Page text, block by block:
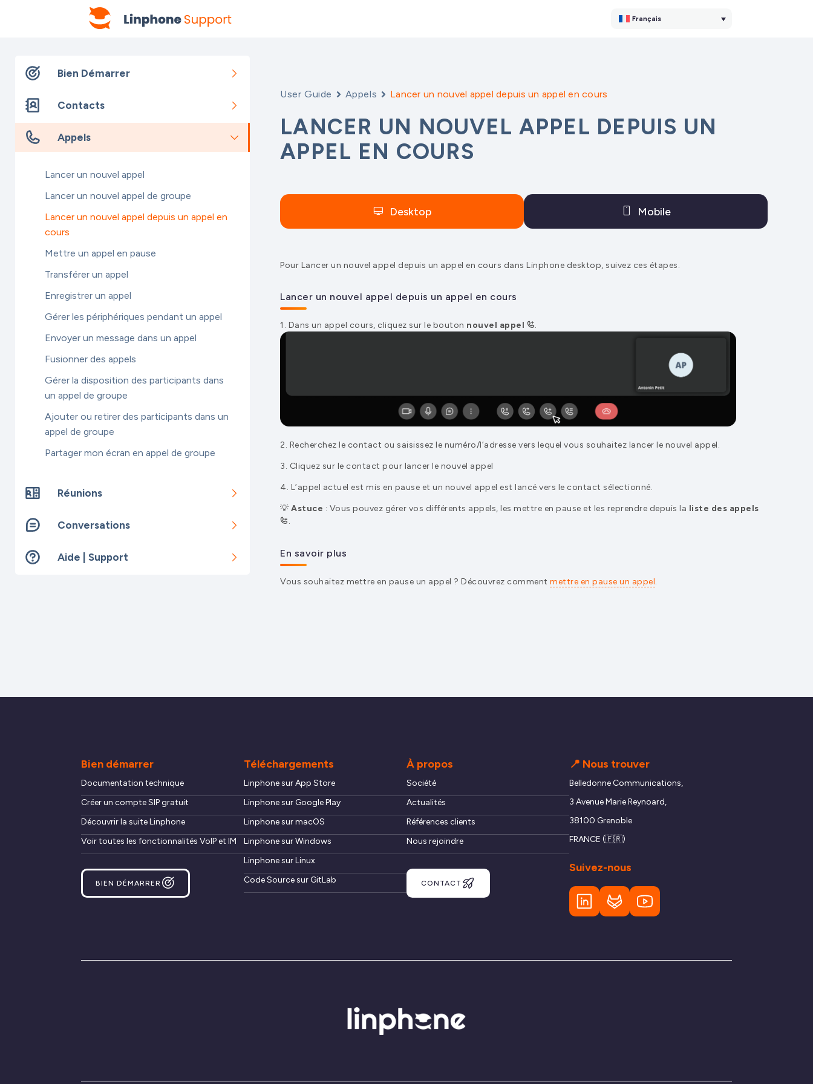
Français
Bien Démarrer
Contacts
Appels
Lancer un nouvel appel
Lancer un nouvel appel de groupe
Lancer un nouvel appel depuis un appel en
cours
Mettre un appel en pause
Transférer un appel
Enregistrer un appel
Gérer les périphériques pendant un appel
Envoyer un message dans un appel
Fusionner des appels
Gérer la disposition des participants dans
un appel de groupe
Ajouter ou retirer des participants dans un
appel de groupe
Partager mon écran en appel de groupe
Réunions
Conversations
Aide | Support
User Guide Appels Lancer un nouvel appel depuis un appel en cours
LANCER UN NOUVEL APPEL DEPUIS UN
APPEL EN COURS
Desktop Mobile
Pour Lancer un nouvel appel depuis un appel en cours dans Linphone desktop, suivez ces étapes.
Lancer un nouvel appel depuis un appel en cours
1. Dans un appel cours, cliquez sur le bouton nouvel appel .
2. Recherchez le contact ou saisissez le numéro/l’adresse vers lequel vous souhaitez lancer le nouvel appel.
3. Cliquez sur le contact pour lancer le nouvel appel
4. L’appel actuel est mis en pause et un nouvel appel est lancé vers le contact sélectionné.
💡Astuce : Vous pouvez gérer vos différents appels, les mettre en pause et les reprendre depuis la liste des appels
.
En savoir plus
Vous souhaitez mettre en pause un appel ? Découvrez commentmettre en pause un appel.
Bien démarrer
Documentation technique
Créer un compte SIP gratuit
Découvrir la suite Linphone
Voir toutes les fonctionnalités VoIP et IM
BIEN DÉMARRER
Téléchargements
Linphone sur App Store
Linphone sur Google Play
Linphone sur macOS
Linphone sur Windows
Linphone sur Linux
Code Source sur GitLab
À propos
Société
Actualités
Références clients
Nous rejoindre
CONTACT
📍 Nous trouver
Belledonne Communications,
3 Avenue Marie Reynoard,
38100 Grenoble
FRANCE (🇫🇷)
Suivez-nous